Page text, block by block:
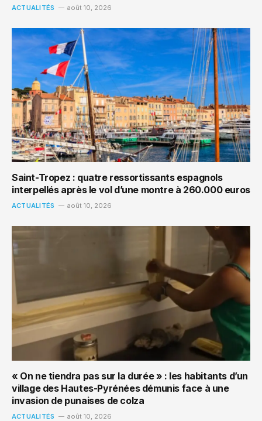
ACTUALITÉS août 10, 2026
Saint-Tropez : quatre ressortissants espagnols
interpellés après le vol d’une montre à 260.000 euros
ACTUALITÉS août 10, 2026
« On ne tiendra pas sur la durée » : les habitants d’un
village des Hautes-Pyrénées démunis face à une
invasion de punaises de colza
ACTUALITÉS août 10, 2026